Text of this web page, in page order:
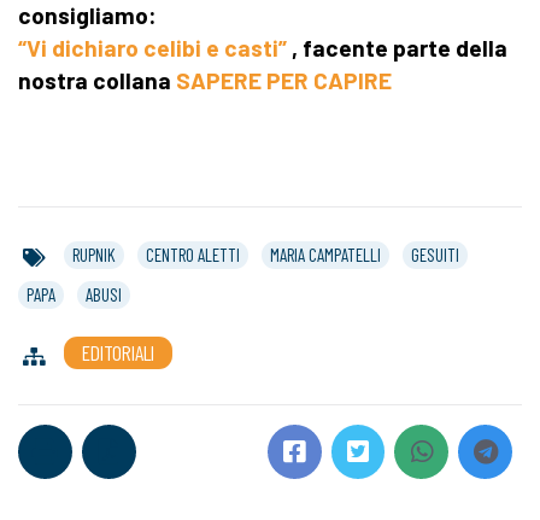
consigliamo:
“Vi dichiaro celibi e casti” , facente parte della
nostra collana SAPERE PER CAPIRE
RUPNIK CENTRO ALETTI MARIA CAMPATELLI
GESUITI
PAPA
ABUSI
EDITORIALI